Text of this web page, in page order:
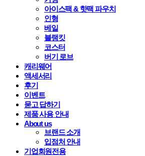
아이스팩 & 핫팩 파우치
인형
베일
블랭킷
코스터
버기 로브
캐리웨어
액세서리
후기
이벤트
묻고 답하기
제품 사용 안내
About us
브랜드 소개
입점처 안내
기업회원전용